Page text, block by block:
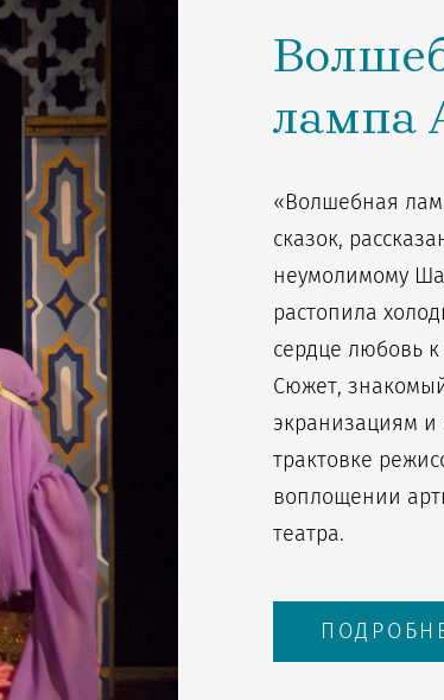
лампа
«Волшебная
сказок,
неумолимому
растопила
сердце любовь
Сюжет,
экранизациям
трактовке
воплощении
театра.